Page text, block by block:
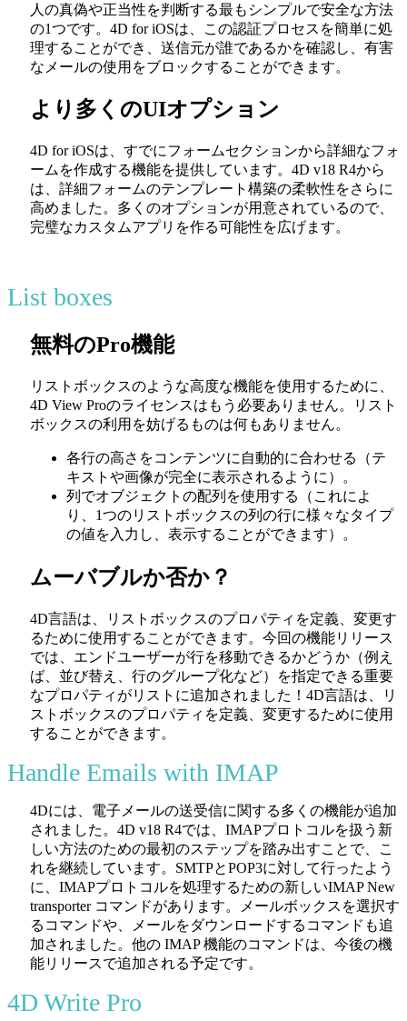
人の真偽や正当性を判断する最もシンプルで安全な方法
の1つです。4D for iOSは、この認証プロセスを簡単に処
理することができ、送信元が誰であるかを確認し、有害
なメールの使用をブロックすることができます。
より多くのUIオプション
4D for iOSは、すでにフォームセクションから詳細なフォ
ームを作成する機能を提供しています。4D v18 R4から
は、詳細フォームのテンプレート構築の柔軟性をさらに
高めました。多くのオプションが用意されているので、
完璧なカスタムアプリを作る可能性を広げます。
List boxes
無料のPro機能
リストボックスのような高度な機能を使用するために、
4D View Proのライセンスはもう必要ありません。リスト
ボックスの利用を妨げるものは何もありません。
各行の高さをコンテンツに自動的に合わせる（テ
キストや画像が完全に表示されるように）。
列でオブジェクトの配列を使用する（これによ
り、1つのリストボックスの列の行に様々なタイプ
の値を入力し、表示することができます）。
ムーバブルか否か？
4D言語は、リストボックスのプロパティを定義、変更す
るために使用することができます。今回の機能リリース
では、エンドユーザーが行を移動できるかどうか（例え
ば、並び替え、行のグループ化など）を指定できる重要
なプロパティがリストに追加されました！4D言語は、リ
ストボックスのプロパティを定義、変更するために使用
することができます。
Handle Emails with IMAP
4Dには、電子メールの送受信に関する多くの機能が追加
されました。4D v18 R4では、IMAPプロトコルを扱う新
しい方法のための最初のステップを踏み出すことで、こ
れを継続しています。SMTPとPOP3に対して行ったよう
に、IMAPプロトコルを処理するための新しいIMAP New
transporterコマンドがあります。メールボックスを選択す
るコマンドや、メールをダウンロードするコマンドも追
加されました。他の IMAP 機能のコマンドは、今後の機
能リリースで追加される予定です。
4D Write Pro